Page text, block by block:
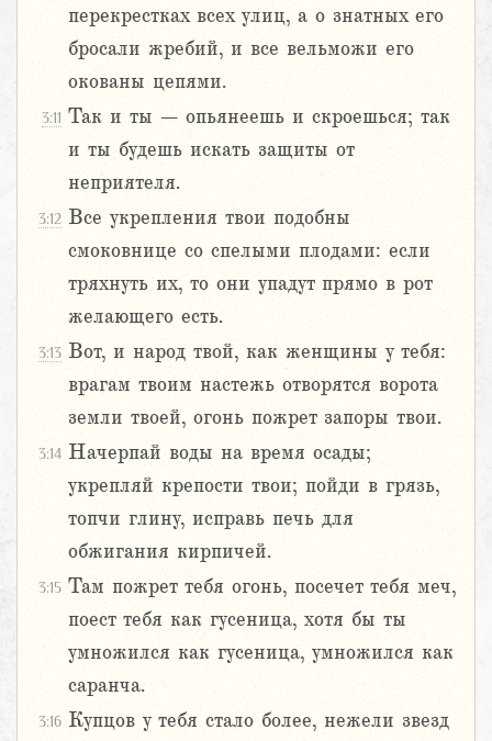
перекрестках всех улиц, а о знатных его
бросали жребий, и все вельможи его
окованы цепями.
3:11 Так и ты – опьянеешь и скроешься; так
и ты будешь искать защиты от
неприятеля.
3:12 Все укрепления твои подобны
смоковнице со спелыми плодами: если
тряхнуть их, то они упадут прямо в рот
желающего есть.
3:13 Вот, и народ твой, как женщины у тебя:
врагам твоим настежь отворятся ворота
земли твоей, огонь пожрет запоры твои.
3:14 Начерпай воды на время осады;
укрепляй крепости твои; пойди в грязь,
топчи глину, исправь печь для
обжигания кирпичей.
3:15 Там пожрет тебя огонь, посечет тебя меч,
поест тебя как гусеница, хотя бы ты
умножился как гусеница, умножился как
саранча.
3:16 Купцов у тебя стало более, нежели звезд